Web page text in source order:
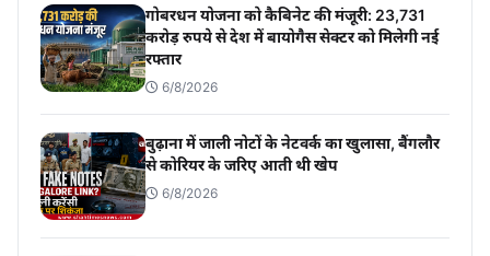
गोबरधन योजना को कैबिनेट की मंजूरी: 23,731
करोड़ रुपये से देश में बायोगैस सेक्टर को मिलेगी नई
रफ्तार
6/8/2026
बुढ़ाना में जाली नोटों के नेटवर्क का खुलासा, बैंगलौर
से कोरियर के जरिए आती थी खेप
6/8/2026